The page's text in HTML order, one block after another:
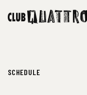
SCHEDULE